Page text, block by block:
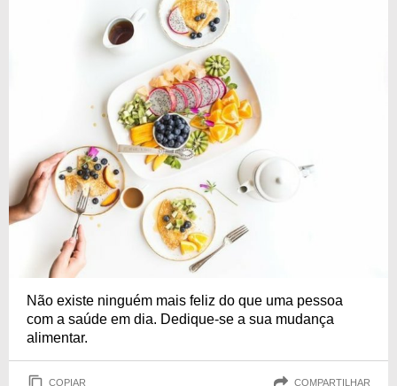
Não existe ninguém mais feliz do que uma pessoa
com a saúde em dia. Dedique-se a sua mudança
alimentar.
COPIAR COMPARTILHAR